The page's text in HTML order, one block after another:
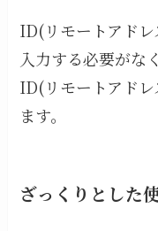
ID(リモートアド
入力する必要がな
ID(リモートアド
ます。
ざっくりとした